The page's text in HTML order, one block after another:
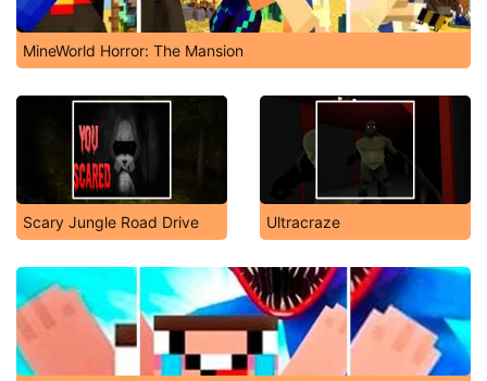
MineWorld Horror: The Mansion
Scary Jungle Road Drive Ultracraze